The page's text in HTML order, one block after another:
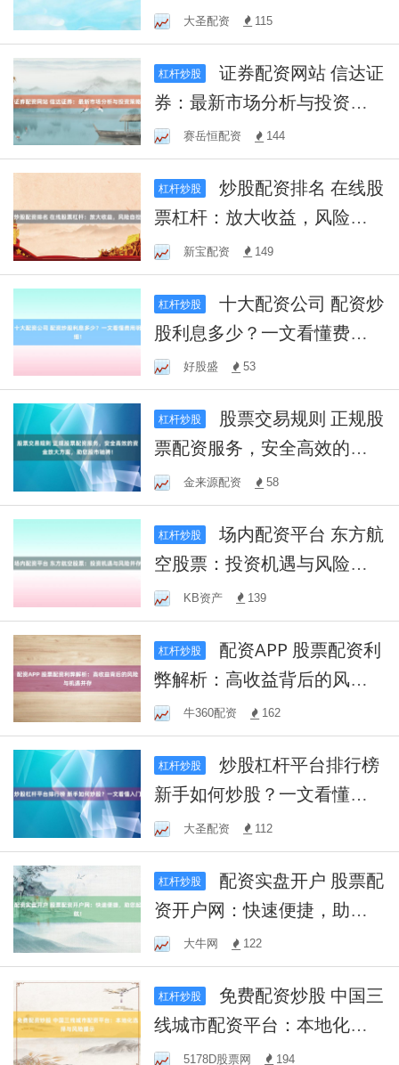
路上贴心顾问！
大圣配资 115
杠杆炒股
证券配资网站 信达证
券：最新市场分析与投资策
略
赛岳恒配资 144
杠杆炒股
炒股配资排名 在线股
票杠杆：放大收益，风险自
控
新宝配资 149
杠杆炒股
十大配资公司 配资炒
股利息多少？一文看懂费用
明细！
好股盛 53
杠杆炒股
票配资服务，安全高效的资
金放大方案，助您股市驰
骋！
金来源配资 58
杠杆炒股
场内配资平台 东方航
空股票：投资机遇与风险并
存
KB资产 139
杠杆炒股
弊解析：高收益背后的风险
与机遇并存
牛360配资 162
杠杆炒股
炒股杠杆平台排行榜
新手如何炒股？一文看懂入
门
大圣配资 112
杠杆炒股
资开户网：快速便捷，助您
起航！
大牛网 122
杠杆炒股
线城市配资平台：本地化选
择与风险提示
5178D股票网 194